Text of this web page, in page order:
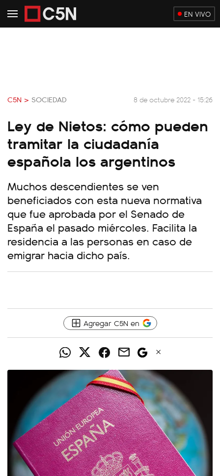
EN VIVO
C5N > SOCIEDAD 8 de octubre 2022 - 15:26
Ley de Nietos: cómo pueden
tramitar la ciudadanía
española los argentinos
Muchos descendientes se ven
beneficiados con esta nueva normativa
que fue aprobada por el Senado de
España el pasado miércoles. Facilita la
residencia a las personas en caso de
emigrar hacia dicho país.
Agregar C5N en